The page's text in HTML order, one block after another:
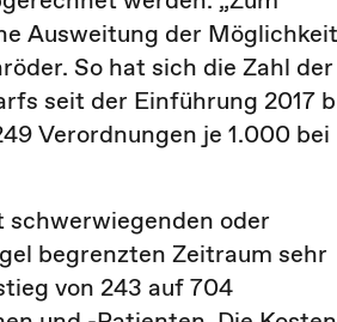
Ausweitung der Möglichkeit
So hat sich die Zahl der
seit der Einführung 2017
Verordnungen je 1.000 bei
oder
begrenzten Zeitraum sehr
von 243 auf 704